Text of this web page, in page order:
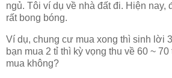
ngủ. Tôi ví dụ về nhà đất đi. Hiện nay,
rất bong bóng.
Ví dụ, chung cư mua xong thì sinh lời
bạn mua 2 tỉ thì kỳ vọng thu về 60 ~
mua không?